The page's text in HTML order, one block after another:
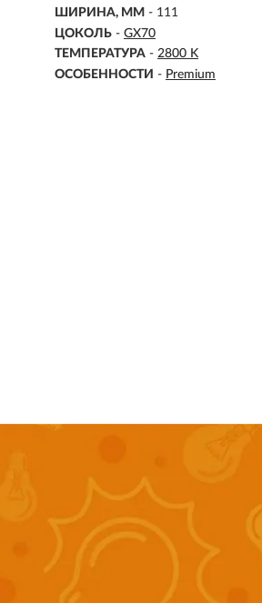
ШИРИНА, ММ - 111
ЦОКОЛЬ - GX70
ТЕМПЕРАТУРА - 2800 K
ОСОБЕННОСТИ - Premium